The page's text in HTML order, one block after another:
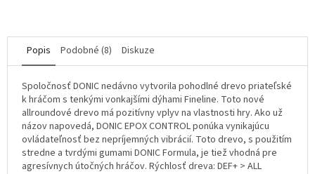
Popis Podobné (8) Diskuze
Spoločnosť DONIC nedávno vytvorila pohodlné drevo priateľské
k hráčom s tenkými vonkajšími dýhami Fineline. Toto nové
allroundové drevo má pozitívny vplyv na vlastnosti hry. Ako už
názov napovedá, DONIC EPOX CONTROL ponúka vynikajúcu
ovládateľnosť bez nepríjemných vibrácií. Toto drevo, s použitím
stredne a tvrdými gumami DONIC Formula, je tiež vhodná pre
agresívnych útočných hráčov. Rýchlosť dreva: DEF+ > ALL